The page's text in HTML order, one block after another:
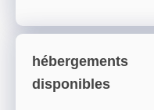
hébergements
disponibles